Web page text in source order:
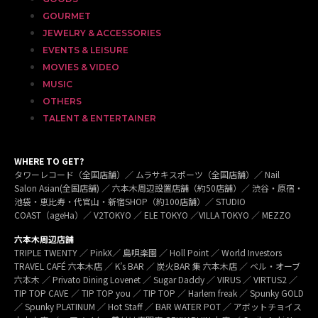
GOURMET
JEWELRY & ACCESSORIES
EVENTS & LEISURE
MOVIES & VIDEO
MUSIC
OTHERS
TALENT & ENTERTAINER
WHERE TO GET?
タワーレコード（全国店舗）／ ムラサキスポーツ（全国店舗）／ Nail
Salon Asian(全国店舗) ／ 六本木周辺設置店舗（約50店舗）／ 渋谷・原宿・
池袋・恵比寿・代官山・新宿SHOP（約100店舗）／ STUDIO
COAST（ageHa）／ V2TOKYO ／ ELE TOKYO ／VILLA TOKYO ／ MEZZO
六本木周辺店舗
TRIPLE TWENTY ／ PinkX／ 島唄楽園 ／ Holl Point ／ World Investors
TRAVEL CAFÉ 六本木店 ／ K’s BAR ／ 炭火BAR 集 六本木店 ／ ベル・オーブ
六本木 ／ Privato Dining Lovenet ／ Sugar Daddy ／ VIRUS ／ VIRTUS2 ／
TIP TOP CAVE ／ TIP TOP you ／ TIP TOP ／ Harlem freak ／ Spunky GOLD
／ Spunky PLATINUM ／ Hot Staff ／ BAR WATER POT ／ アボットチョイス